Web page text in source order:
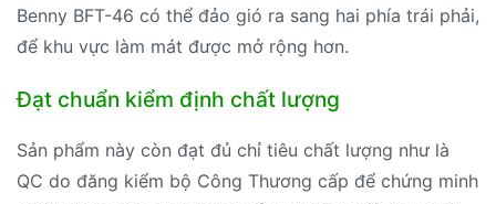
Benny BFT-46 có thể đảo gió ra sang hai phía trái phải,
để khu vực làm mát được mở rộng hơn.
Đạt chuẩn kiểm định chất lượng
Sản phẩm này còn đạt đủ chỉ tiêu chất lượng như là
QC do đăng kiểm bộ Công Thương cấp để chứng minh